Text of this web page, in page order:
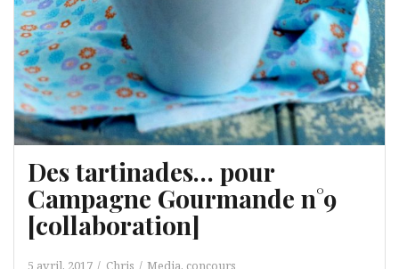
Des tartinades… pour
Campagne Gourmande n°9
[collaboration]
5 avril, 2017 Chris Media, concours